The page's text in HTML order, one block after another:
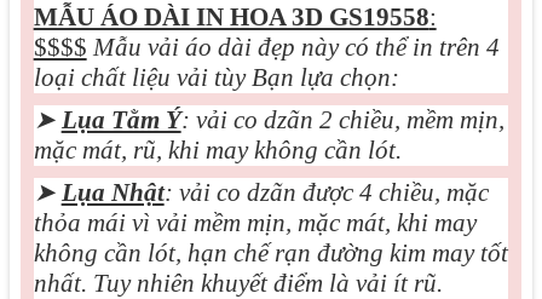
MẪU ÁO DÀI IN HOA 3D GS19558:
$$$$ Mẫu vải áo dài đẹp này có thể in trên 4
loại chất liệu vải tùy Bạn lựa chọn:
➤ Lụa Tằm Ý: vải co dzãn 2 chiều, mềm mịn,
mặc mát, rũ, khi may không cần lót.
➤ Lụa Nhật: vải co dzãn được 4 chiều, mặc
thỏa mái vì vải mềm mịn, mặc mát, khi may
không cần lót, hạn chế rạn đường kim may tốt
nhất. Tuy nhiên khuyết điểm là vải ít rũ.